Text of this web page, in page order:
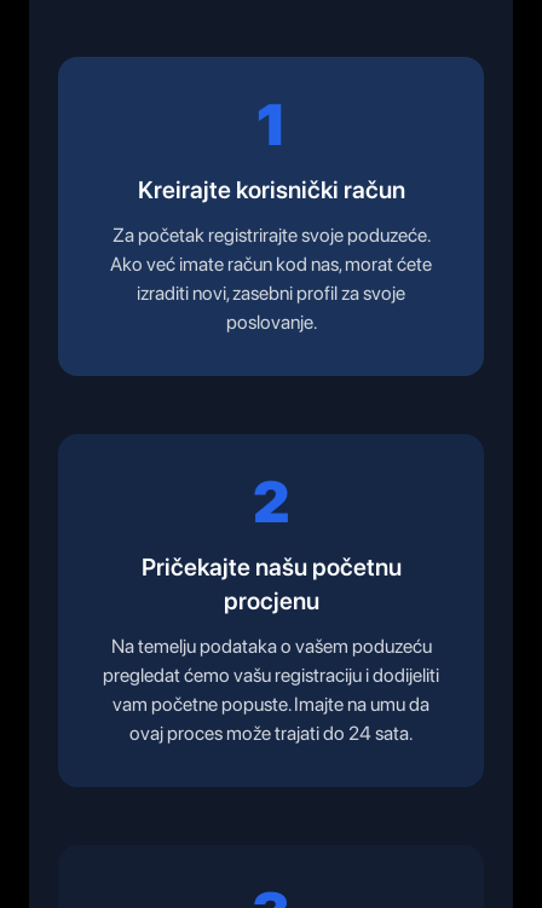
1
Kreirajte korisnički račun
Za početak registrirajte svoje poduzeće.
Ako već imate račun kod nas, morat ćete
izraditi novi, zasebni profil za svoje
poslovanje.
2
Pričekajte našu početnu
procjenu
Na temelju podataka o vašem poduzeću
pregledat ćemo vašu registraciju i dodijeliti
vam početne popuste. Imajte na umu da
ovaj proces može trajati do 24 sata.